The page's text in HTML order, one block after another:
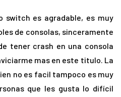
switch es agradable, es muy
de consolas, sinceramente
tener crash en una consola
mas en este titulo. La
no es facil tampoco es muy
que les gusta lo difícil